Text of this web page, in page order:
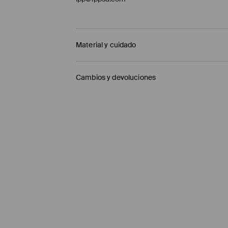
Material y cuidado
Principal 78% POLYESTER, 18% VISCOSE, 4%
Cambios y devoluciones